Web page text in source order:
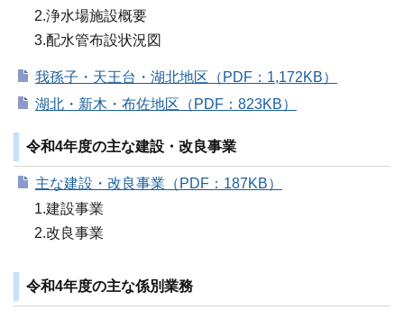
2.浄水場施設概要
3.配水管布設状況図
我孫子・天王台・湖北地区（PDF：1,172KB）
湖北・新木・布佐地区（PDF：823KB）
令和4年度の主な建設・改良事業
主な建設・改良事業（PDF：187KB）
1.建設事業
2.改良事業
令和4年度の主な係別業務